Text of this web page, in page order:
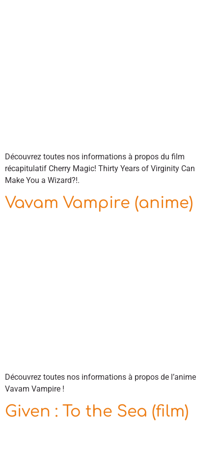
Découvrez toutes nos informations à propos du film
récapitulatif Cherry Magic! Thirty Years of Virginity Can
Make You a Wizard?!.
Vavam Vampire (anime)
Découvrez toutes nos informations à propos de l’anime
Vavam Vampire !
Given : To the Sea (film)